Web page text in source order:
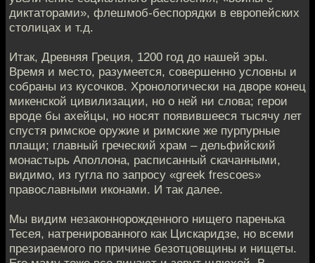
диктаторами», флешмоб-беспорядки в европейских
столицах и т.д.
Итак, Древняя Греция, 1200 год до нашей эры.
Время и место, разумеется, совершенно условны и
собраны из кусочков. Хронологически на дворе конец
микенской цивилизации, но о ней ни слова; герои
вроде бы ахейцы, но носят появившееся тысячу лет
спустя римское оружие и римские же пурпурные
плащи; главный греческий храм – дельфийский
монастырь Аполлона, расписанный скачанными,
видимо, из гугла по запросу «greek frescoes»
православными иконами. И так далее.
Мы видим незаконнорожденного нищего паренька
Тесея, натренированного как Цискаридзе, но всеми
презираемого по причине безотцовщины и нищеты.